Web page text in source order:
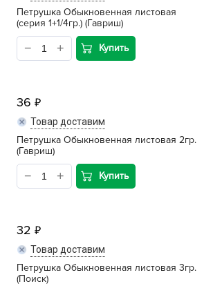
Петрушка Обыкновенная листовая
(серия 1+1/4гр.) (Гавриш)
Купить
36
Товар доставим
Петрушка Обыкновенная листовая 2гр.
(Гавриш)
Купить
32
Товар доставим
Петрушка Обыкновенная листовая 3гр.
(Поиск)